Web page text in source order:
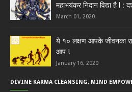
महाभयंकर निदान विद्या है l :
March 01, 2020
ये १० लक्षण आपके जीवनका
आप !
January 16, 2020
DIVINE KARMA CLEANSING, MIND